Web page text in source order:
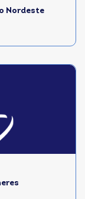
Nordeste